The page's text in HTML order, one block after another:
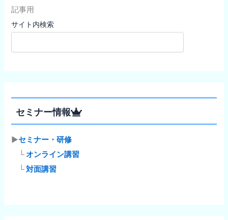
記事用
サイト内検索
セミナー情報
▶セミナー・研修
└オンライン講習
└対面講習